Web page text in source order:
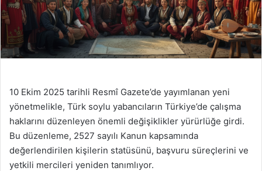
10 Ekim 2025 tarihli Resmî Gazete’de yayımlanan yeni
yönetmelikle, Türk soylu yabancıların Türkiye’de çalışma
haklarını düzenleyen önemli değişiklikler yürürlüğe girdi.
Bu düzenleme, 2527 sayılı Kanun kapsamında
değerlendirilen kişilerin statüsünü, başvuru süreçlerini ve
yetkili mercileri yeniden tanımlıyor.